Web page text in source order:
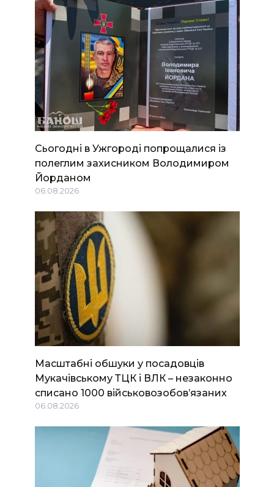
Сьогодні в Ужгороді попрощалися із
полеглим захисником Володимиром
Йорданом
06.08.2026
Масштабні обшуки у посадовців
Мукачівському ТЦК і ВЛК – незаконно
списано 1000 військовозобов’язаних
06.08.2026